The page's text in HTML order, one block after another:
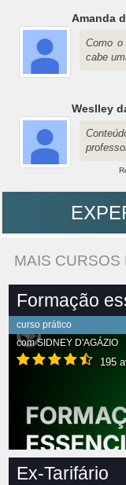
Amanda
Como
cabe
Weslley
MAIS CURSOS
Formação
curso prático
comSIDNEY D'AGÁZIO
195
Ex-Tarifário